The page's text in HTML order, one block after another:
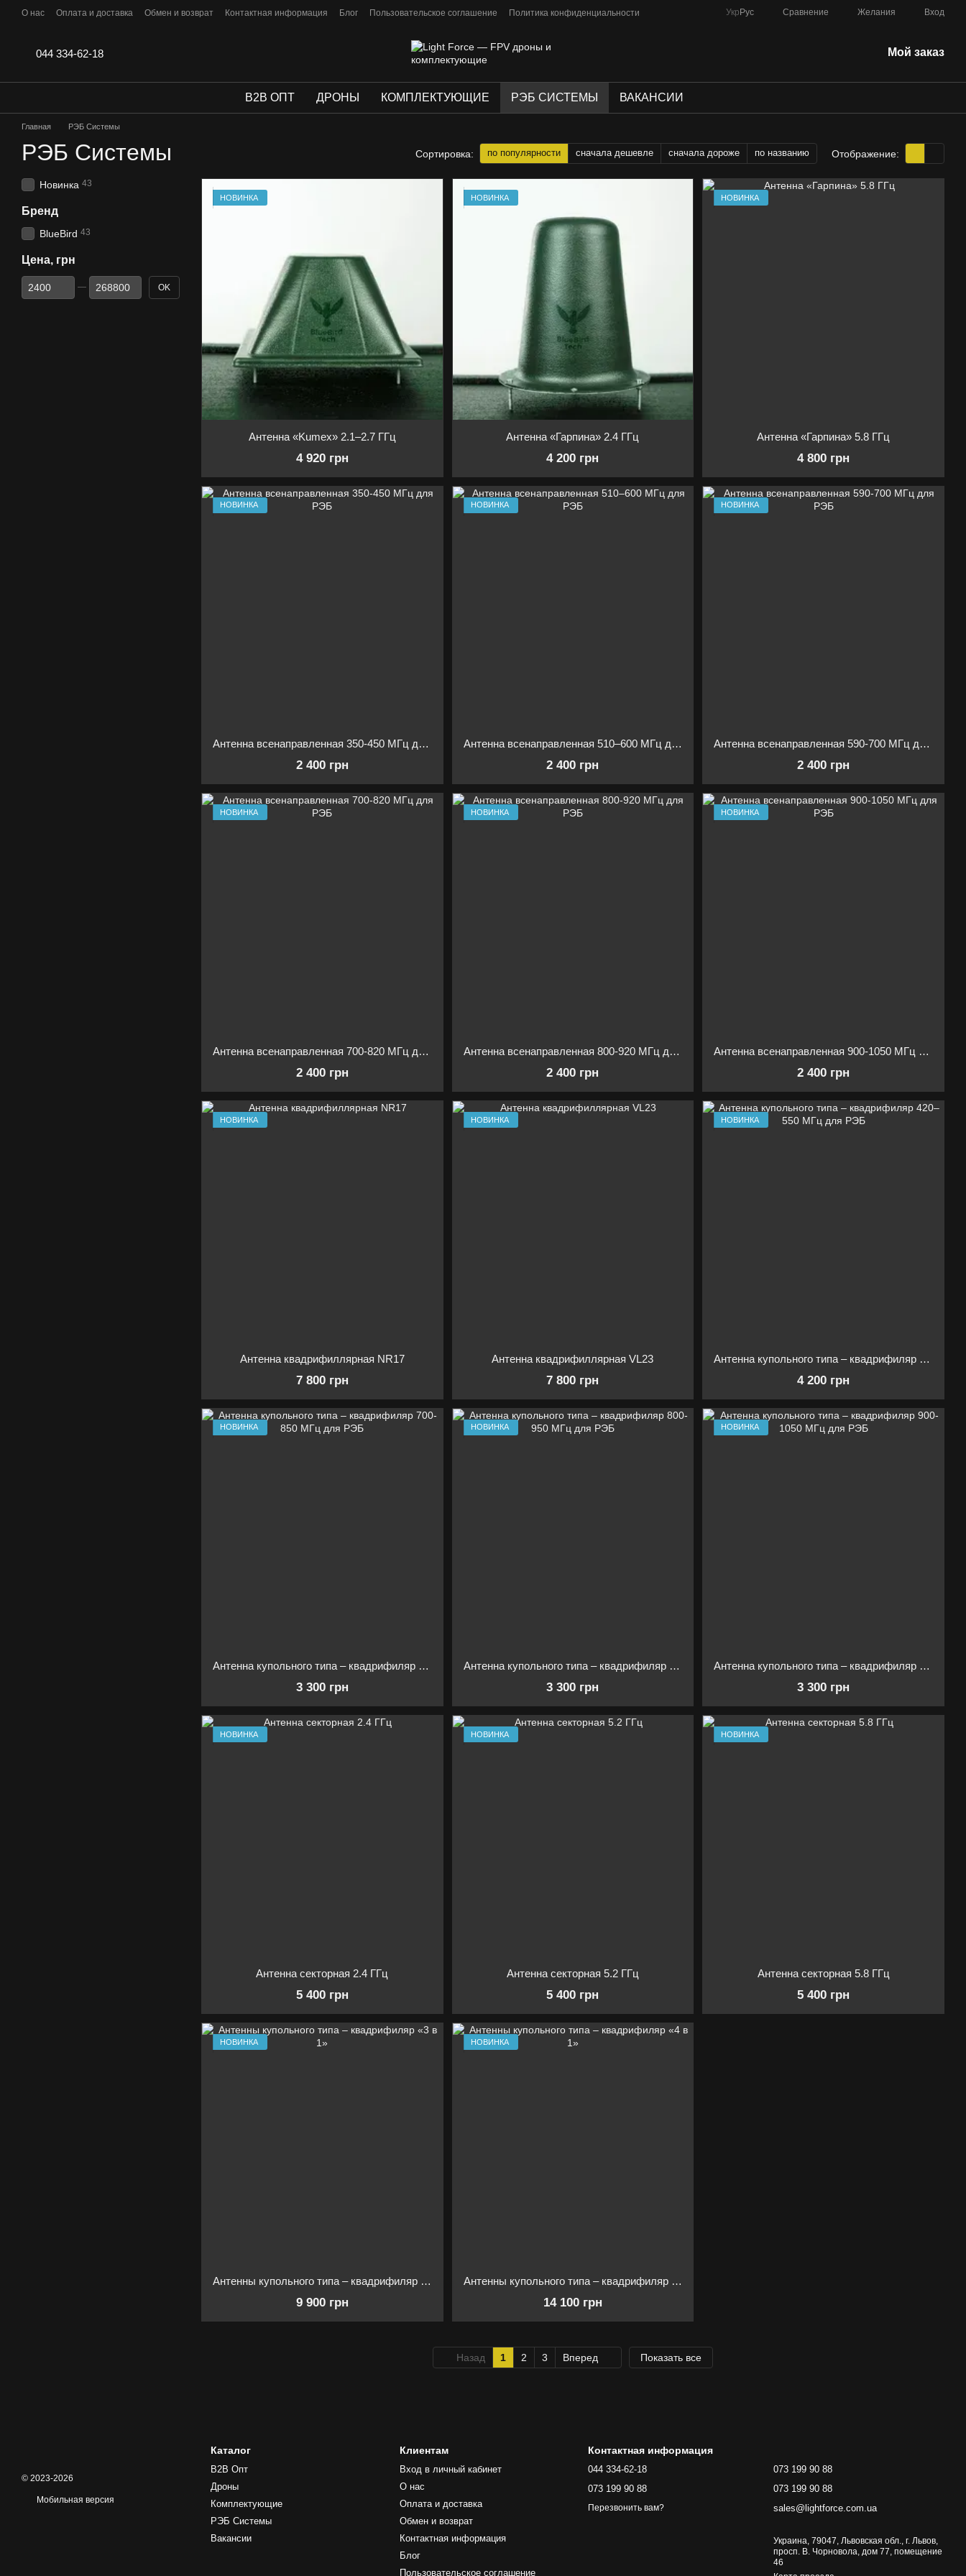
Перейти к основному контенту
О нас Оплата и доставка Обмен и возврат Контактная информация Блог Пользовательское соглашение
Политика конфиденциальности
Укр Рус Сравнение Желания Вход
044 334-62-18 Мой заказ
B2B ОПТ ДРОНЫ КОМПЛЕКТУЮЩИЕ РЭБ СИСТЕМЫ ВАКАНСИИ
Главная РЭБ Системы
РЭБ Системы Сортировка: по популярности сначала дешевле сначала дороже по названию Отображение:
НОВИНКА
Антенна «Kumex» 2.1–2.7 ГГц
4 920 грн
НОВИНКА
Антенна «Гарпина» 2.4 ГГц
4 200 грн
НОВИНКА
Антенна «Гарпина» 5.8 ГГц
4 800 грн
НОВИНКА
Антенна всенаправленная 350-450 МГц для РЭБ
2 400 грн
НОВИНКА
Антенна всенаправленная 510–600 МГц для РЭБ
2 400 грн
НОВИНКА
Антенна всенаправленная 590-700 МГц для РЭБ
2 400 грн
НОВИНКА
Антенна всенаправленная 700-820 МГц для РЭБ
2 400 грн
НОВИНКА
Антенна всенаправленная 800-920 МГц для РЭБ
2 400 грн
НОВИНКА
Антенна всенаправленная 900-1050 МГц для РЭБ
2 400 грн
НОВИНКА
Антенна квадрифиллярная NR17
7 800 грн
НОВИНКА
Антенна квадрифиллярная VL23
7 800 грн
НОВИНКА
Антенна купольного типа – квадрифиляр 420–550 МГц для РЭБ
4 200 грн
НОВИНКА
Антенна купольного типа – квадрифиляр 700-850 МГц для РЭБ
3 300 грн
НОВИНКА
Антенна купольного типа – квадрифиляр 800-950 МГц для РЭБ
3 300 грн
НОВИНКА
Антенна купольного типа – квадрифиляр 900-1050 МГц для РЭБ
3 300 грн
НОВИНКА
Антенна секторная 2.4 ГГц
5 400 грн
НОВИНКА
Антенна секторная 5.2 ГГц
5 400 грн
НОВИНКА
Антенна секторная 5.8 ГГц
5 400 грн
НОВИНКА
Антенны купольного типа – квадрифиляр «3 в 1»
9 900 грн
НОВИНКА
Антенны купольного типа – квадрифиляр «4 в 1»
14 100 грн
Назад 1 2 3 Вперед Показать все
Новинка 43
Бренд
BlueBird 43
Цена, грн
От Цена, грн
До Цена, грн OK
© 2023-2026
Мобильная версия
Каталог
B2B Опт
Дроны
Комплектующие
РЭБ Системы
Вакансии
Клиентам
Вход в личный кабинет
О нас
Оплата и доставка
Обмен и возврат
Контактная информация
Блог
Пользовательское соглашение
Контактная информация
044 334-62-18
073 199 90 88
Перезвонить вам?
073 199 90 88
073 199 90 88
sales@lightforce.com.ua
Украина, 79047, Львовская обл., г. Львов,
просп. В. Чорновола, дом 77, помещение
46